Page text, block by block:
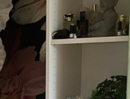
altura: aplicación con solapamiento.
199833.33